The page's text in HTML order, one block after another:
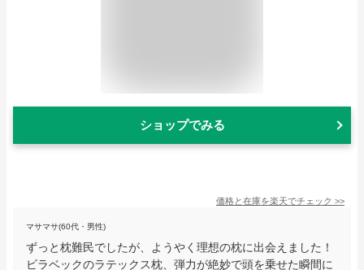
ショップでみる
価格と在庫を楽天でチェック >>
マサマサ(60代・男性)
ずっと枕難民でしたが、ようやく理想の枕に出会えました！
ビラベックのラテックス枕、弾力が絶妙で頭を乗せた瞬間に